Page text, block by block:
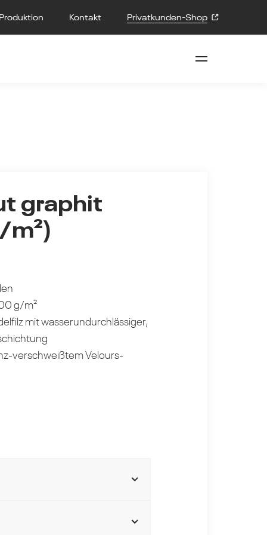
Produktion Kontakt Privatkunden-Shop
graphit
m²)
g/m²
mit wasserundurchlässiger,
verschweißtem Velours-